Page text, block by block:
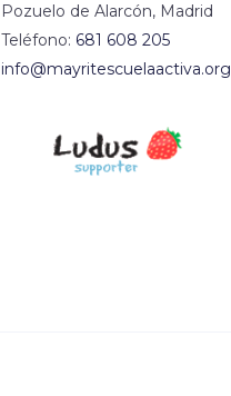
Pozuelo de Alarcón, Madrid
Teléfono: 681 608 205
info@mayritescuelaactiva.org